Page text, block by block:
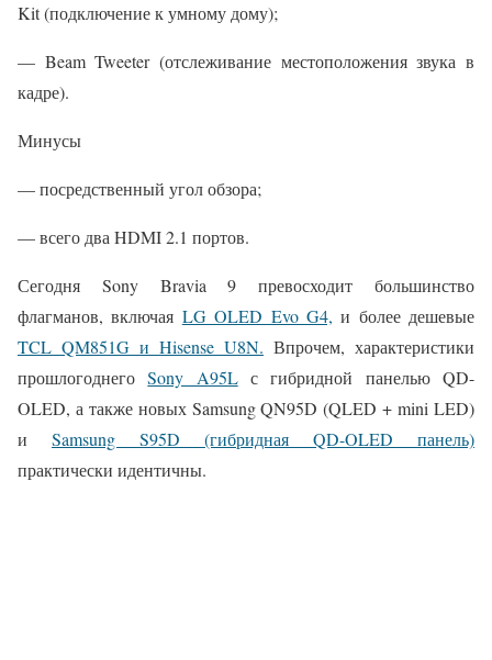
Kit (подключение к умному дому);
— Beam Tweeter (отслеживание местоположения звука в
кадре).
Минусы
— посредственный угол обзора;
— всего два HDMI 2.1 портов.
Сегодня Sony Bravia 9 превосходит большинство
флагманов, включая LG OLED Evo G4, и более дешевые
TCL QM851G и Hisense U8N. Впрочем, характеристики
прошлогоднегоSony A95Lс гибридной панелью QD-
OLED, а также новых Samsung QN95D (QLED + mini LED)
и Samsung S95D (гибридная QD-OLED панель)
практически идентичны.